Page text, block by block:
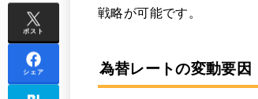
戦略が可能です。
為替レートの変動要因
ポスト
シェア